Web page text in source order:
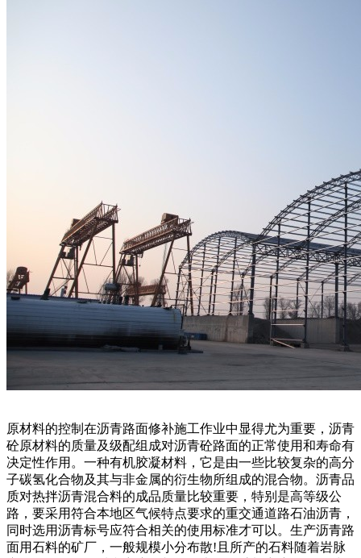
原材料的控制在沥青路面修补施工作业中显得尤为重要，沥青
砼原材料的质量及级配组成对沥青砼路面的正常使用和寿命有
决定性作用。一种有机胶凝材料，它是由一些比较复杂的高分
子碳氢化合物及其与非金属的衍生物所组成的混合物。沥青品
质对热拌沥青混合料的成品质量比较重要，特别是高等级公
路，要采用符合本地区气候特点要求的重交通道路石油沥青，
同时选用沥青标号应符合相关的使用标准才可以。生产沥青路
面用石料的矿厂，一般规模小分布散!且所产的石料随着岩脉